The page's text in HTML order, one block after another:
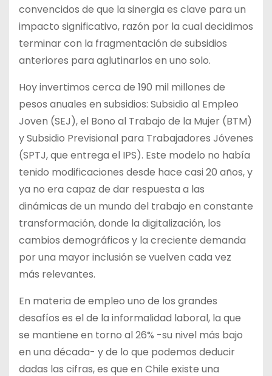
convencidos de que la sinergia es clave para un
impacto significativo, razón por la cual decidimos
terminar con la fragmentación de subsidios
anteriores para aglutinarlos en uno solo.
Hoy invertimos cerca de 190 mil millones de
pesos anuales en subsidios: Subsidio al Empleo
Joven (SEJ), el Bono al Trabajo de la Mujer (BTM)
y Subsidio Previsional para Trabajadores Jóvenes
(SPTJ, que entrega el IPS). Este modelo no había
tenido modificaciones desde hace casi 20 años, y
ya no era capaz de dar respuesta a las
dinámicas de un mundo del trabajo en constante
transformación, donde la digitalización, los
cambios demográficos y la creciente demanda
por una mayor inclusión se vuelven cada vez
más relevantes.
En materia de empleo uno de los grandes
desafíos es el de la informalidad laboral, la que
se mantiene en torno al 26% -su nivel más bajo
en una década- y de lo que podemos deducir
dadas las cifras, es que en Chile existe una